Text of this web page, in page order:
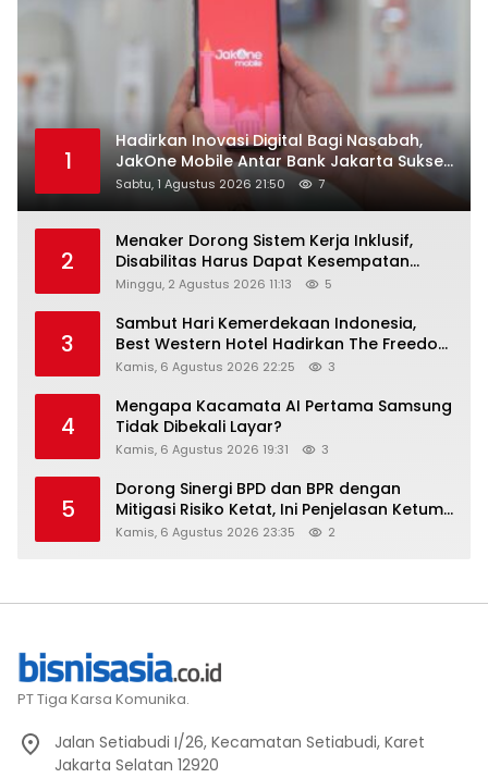
1
Hadirkan Inovasi Digital Bagi Nasabah,
JakOne Mobile Antar Bank Jakarta Sukses
Raih Digital Excellence Awards 2026
Sabtu, 1 Agustus 2026 21:50 7
2
Menaker Dorong Sistem Kerja Inklusif,
Disabilitas Harus Dapat Kesempatan
Setara
Minggu, 2 Agustus 2026 11:13 5
3
Sambut Hari Kemerdekaan Indonesia,
Best Western Hotel Hadirkan The Freedom
Stay Diskon Hingga 45%
Kamis, 6 Agustus 2026 22:25 3
4
Mengapa Kacamata AI Pertama Samsung
Tidak Dibekali Layar?
Kamis, 6 Agustus 2026 19:31 3
5
Dorong Sinergi BPD dan BPR dengan
Mitigasi Risiko Ketat, Ini Penjelasan Ketum
Asbanda
Kamis, 6 Agustus 2026 23:35 2
PT Tiga Karsa Komunika.
Jalan Setiabudi I/26, Kecamatan Setiabudi, Karet
Jakarta Selatan 12920